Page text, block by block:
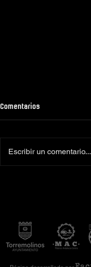
Comentarios
Escribir un comentario...